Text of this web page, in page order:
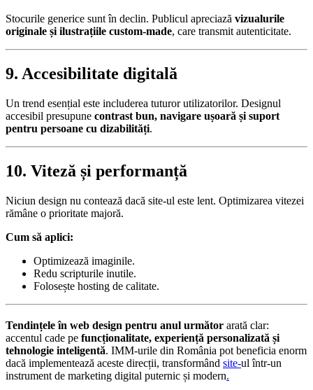
Stocurile generice sunt în declin. Publicul apreciază vizualurile
originale și ilustrațiile custom-made, care transmit autenticitate.
9. Accesibilitate digitală
Un trend esențial este includerea tuturor utilizatorilor. Designul
accesibil presupune contrast bun, navigare ușoară și suport
pentru persoane cu dizabilități.
10. Viteză și performanță
Niciun design nu contează dacă site-ul este lent. Optimizarea vitezei
rămâne o prioritate majoră.
Cum să aplici:
Optimizează imaginile.
Redu scripturile inutile.
Folosește hosting de calitate.
Tendințele în web design pentru anul următor arată clar:
accentul cade pe funcționalitate, experiență personalizată și
tehnologie inteligentă. IMM-urile din România pot beneficia enorm
dacă implementează aceste direcții, transformând site-ul într-un
instrument de marketing digital puternic și modern.